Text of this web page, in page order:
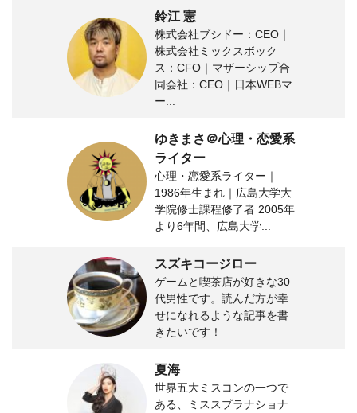
鈴江 憲
株式会社ブシドー：CEO｜
株式会社ミックスボック
ス：CFO｜マザーシップ合
同会社：CEO｜日本WEBマ
ー...
ゆきまさ＠心理・恋愛系
ライター
心理・恋愛系ライター｜
1986年生まれ｜広島大学大
学院修士課程修了者 2005年
より6年間、広島大学...
スズキコージロー
ゲームと喫茶店が好きな30
代男性です。読んだ方が幸
せになれるような記事を書
きたいです！
夏海
世界五大ミスコンの一つで
ある、ミススプラナショナ